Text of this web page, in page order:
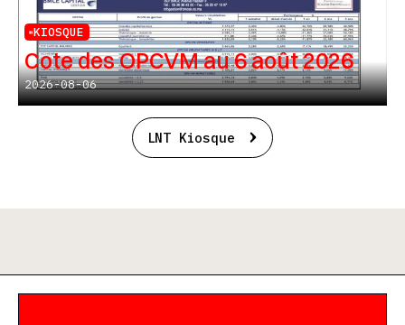
KIOSQUE
Cote des OPCVM au 6 août 2026
2026-08-06
LNT Kiosque